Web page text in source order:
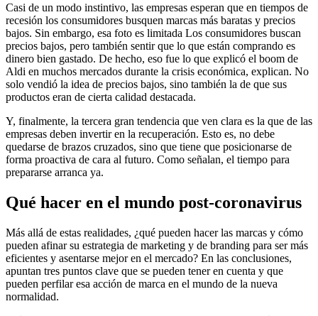
Casi de un modo instintivo, las empresas esperan que en tiempos de
recesión los consumidores busquen marcas más baratas y precios
bajos. Sin embargo, esa foto es limitada Los consumidores buscan
precios bajos, pero también sentir que lo que están comprando es
dinero bien gastado. De hecho, eso fue lo que explicó el boom de
Aldi en muchos mercados durante la crisis económica, explican. No
solo vendió la idea de precios bajos, sino también la de que sus
productos eran de cierta calidad destacada.
Y, finalmente, la tercera gran tendencia que ven clara es la que de las
empresas deben invertir en la recuperación. Esto es, no debe
quedarse de brazos cruzados, sino que tiene que posicionarse de
forma proactiva de cara al futuro. Como señalan, el tiempo para
prepararse arranca ya.
Qué hacer en el mundo post-coronavirus
Más allá de estas realidades, ¿qué pueden hacer las marcas y cómo
pueden afinar su estrategia de marketing y de branding para ser más
eficientes y asentarse mejor en el mercado? En las conclusiones,
apuntan tres puntos clave que se pueden tener en cuenta y que
pueden perfilar esa acción de marca en el mundo de la nueva
normalidad.